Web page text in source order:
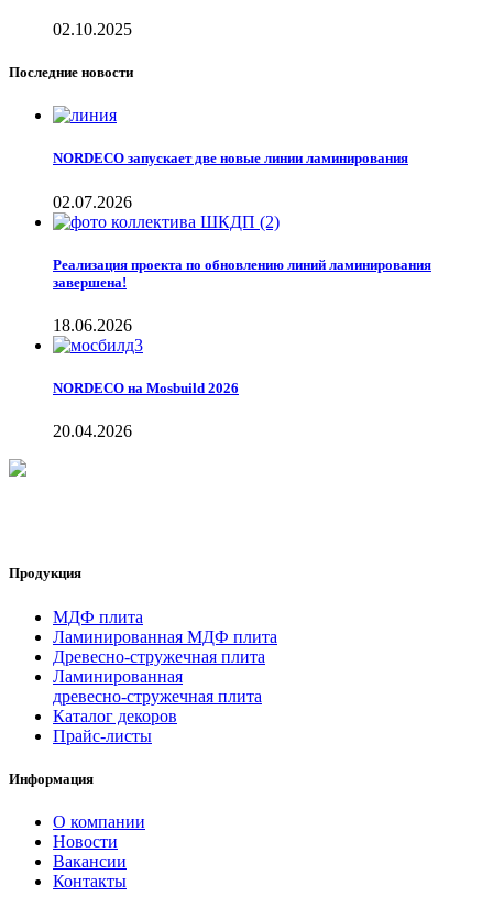
02.10.2025
Последние новости
NORDECO запускает две новые линии ламинирования
02.07.2026
Реализация проекта по обновлению линий ламинирования
завершена!
18.06.2026
NORDECO на Mosbuild 2026
20.04.2026
Продукция
МДФ плита
Ламинированная МДФ плита
Древесно-стружечная плита
Ламинированная
древесно-стружечная плита
Каталог декоров
Прайс-листы
Информация
О компании
Новости
Вакансии
Контакты